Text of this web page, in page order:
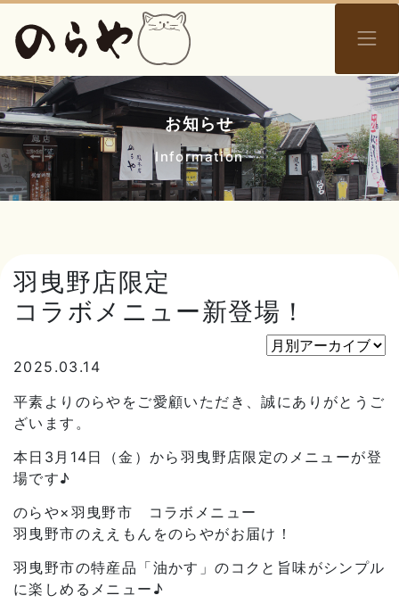
お知らせ
Information
羽曳野店限定
コラボメニュー新登場！
2025.03.14
平素よりのらやをご愛顧いただき、誠にありがとうご
ざいます。
本日 3 月 14日（金）から羽曳野店限定のメニューが登
場です♪
のらや× 羽曳野市 コラボメニュー
羽曳野市のええもんをのらやがお届け！
羽曳野市の特産品「油かす」のコクと旨味がシンプル
に楽しめるメニュー ♪